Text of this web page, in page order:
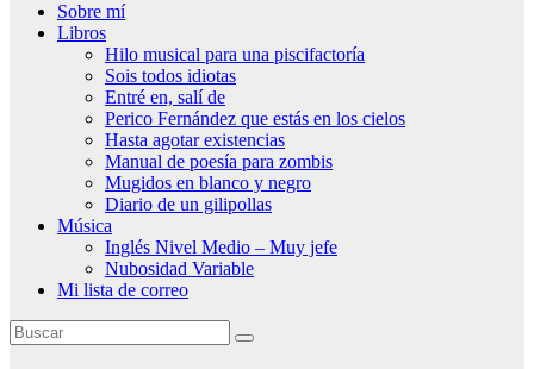
Sobre mí
Libros
Hilo musical para una piscifactoría
Sois todos idiotas
Entré en, salí de
Perico Fernández que estás en los cielos
Hasta agotar existencias
Manual de poesía para zombis
Mugidos en blanco y negro
Diario de un gilipollas
Música
Inglés Nivel Medio – Muy jefe
Nubosidad Variable
Mi lista de correo